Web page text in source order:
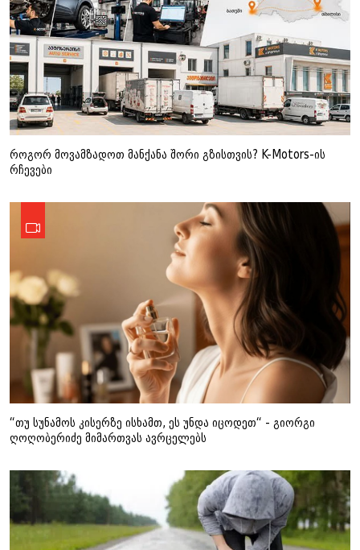
როგორ მოვამზადოთ მანქანა შორი გზისთვის? K-Motors-ის
რჩევები
“თუ სუნამოს კისერზე ისხამთ, ეს უნდა იცოდეთ“ - გიორგი
ღოღობერიძე მიმართვას ავრცელებს